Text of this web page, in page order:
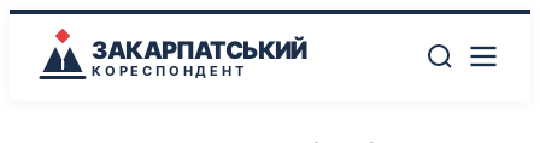
ЗАКАРПАТСЬКИЙ
КОРЕСПОНДЕНТ